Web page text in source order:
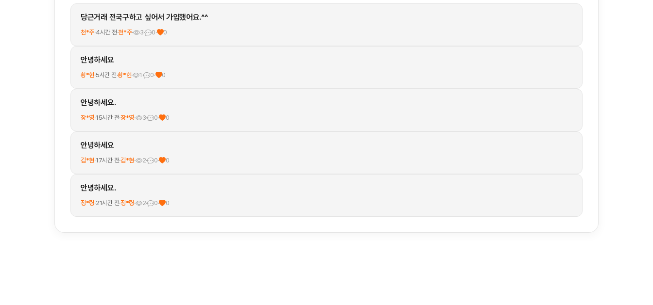
당근거래 전국구하고 싶어서 가입했어요.^^
천*주·4시간 전·천*주· 3· 0· 0
안녕하세요
황*현·5시간 전·황*현· 1 · 0· 0
안녕하세요.
장*영·15시간 전·장*영· 3· 0· 0
안녕하세요
김*현·17시간 전·김*현· 2· 0· 0
안녕하세요.
정*령·21시간 전·정*령· 2· 0· 0